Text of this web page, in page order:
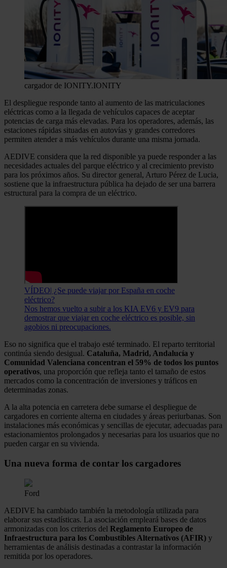
cargador de IONITY.IONITY
El despliegue responde tanto al aumento de las matriculaciones
eléctricas como a la llegada de vehículos capaces de aceptar
potencias de carga más elevadas. Para los operadores, además, las
estaciones rápidas situadas en autovías y grandes corredores
permiten atender a más vehículos durante una misma jornada.
AEDIVE considera que la red disponible ya puede responder a las
necesidades actuales del parque eléctrico y al crecimiento previsto
para los próximos años. Su director general, Arturo Pérez de Lucia,
sostiene que la infraestructura pública ha dejado de ser una barrera
estructural para la compra de un eléctrico.
VÍDEO| ¿Se puede viajar por España en coche
eléctrico?
Nos hemos vuelto a subir a los KIA EV6 y EV9 para
demostrar que viajar en coche eléctrico es posible, sin
agobios ni preocupaciones.
Eso no significa que el trabajo esté terminado. El reparto territorial
continúa siendo desigual. Cataluña, Madrid, Andalucía y
Comunidad Valenciana concentran el 59% de todos los puntos
operativos, una proporción que refleja tanto el tamaño de estos
mercados como la concentración de inversiones y tráficos en
determinadas zonas.
A la alta potencia en carretera debe sumarse el despliegue de
cargadores en corriente alterna en ciudades y áreas periurbanas. Son
instalaciones más económicas y sencillas de ejecutar, adecuadas para
estacionamientos prolongados y necesarias para los usuarios que no
pueden cargar en su vivienda.
Una nueva forma de contar los cargadores
Ford
AEDIVE ha cambiado también la metodología utilizada para
elaborar sus estadísticas. La asociación empleará bases de datos
armonizadas con los criterios del Reglamento Europeo de
Infraestructura para los Combustibles Alternativos (AFIR) y
herramientas de análisis destinadas a contrastar la información
remitida por los operadores.